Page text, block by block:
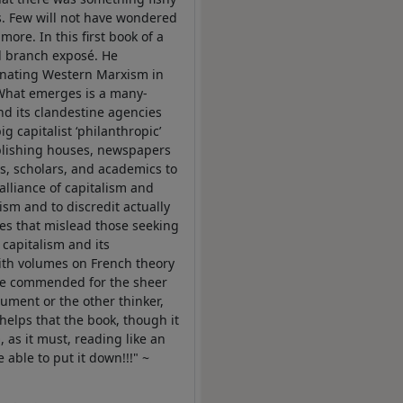
Few will not have wondered
In this first book of a
exposé. He
Western Marxism in
emerges is a many-
its clandestine agencies
capitalist ‘philanthropic’
houses, newspapers
scholars, and academics to
of capitalism and
and to discredit actually
that mislead those seeking
and its
volumes on French theory
commended for the sheer
or the other thinker,
that the book, though it
as it must, reading like an
able to put it down!!!" ~